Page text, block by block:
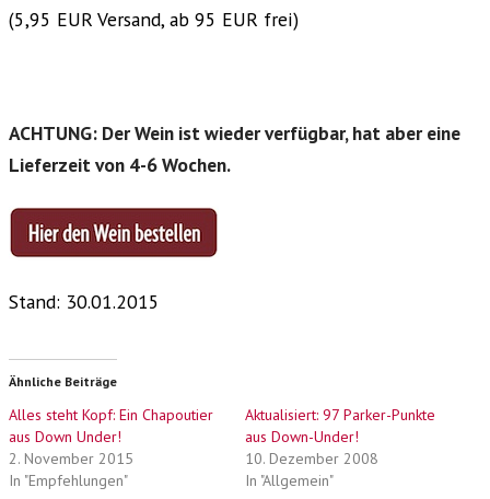
(5,95 EUR Versand, ab 95 EUR frei)
ACHTUNG: Der Wein ist wieder verfügbar, hat aber eine
Lieferzeit von 4-6 Wochen.
Stand: 30.01.2015
Ähnliche Beiträge
Alles steht Kopf: Ein Chapoutier
aus Down Under!
2. November 2015
In "Empfehlungen"
Aktualisiert: 97 Parker-Punkte
aus Down-Under!
10. Dezember 2008
In "Allgemein"